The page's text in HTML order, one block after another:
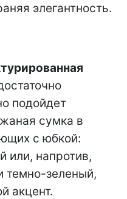
элегантность.
подойдет
сумка в
с юбкой:
или, напротив,
темно-зеленый,
акцент.